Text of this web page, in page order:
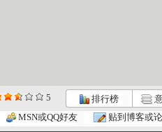
5 排行榜
MSN或QQ好友 贴到博客或